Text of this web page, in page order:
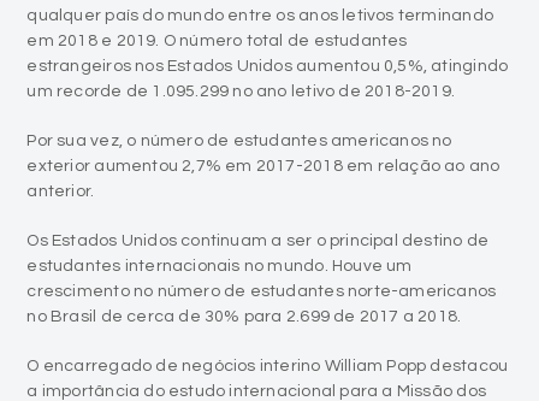
qualquer país do mundo entre os anos letivos terminando
em 2018 e 2019. O número total de estudantes
estrangeiros nos Estados Unidos aumentou 0,5%, atingindo
um recorde de 1.095.299 no ano letivo de 2018-2019.
Por sua vez, o número de estudantes americanos no
exterior aumentou 2,7% em 2017-2018 em relação ao ano
anterior.
Os Estados Unidos continuam a ser o principal destino de
estudantes internacionais no mundo. Houve um
crescimento no número de estudantes norte-americanos
no Brasil de cerca de 30% para 2.699 de 2017 a 2018.
O encarregado de negócios interino William Popp destacou
a importância do estudo internacional para a Missão dos